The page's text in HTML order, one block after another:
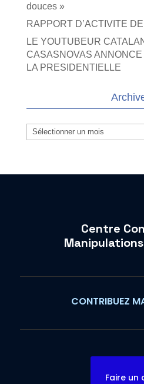
douces »
RAPPORT D’ACTIVITE
LE YOUTUBEUR
CASASNOVAS
LA PRESIDENTIELLE
Archives
Centre
CONTRIBUEZ
Faire un